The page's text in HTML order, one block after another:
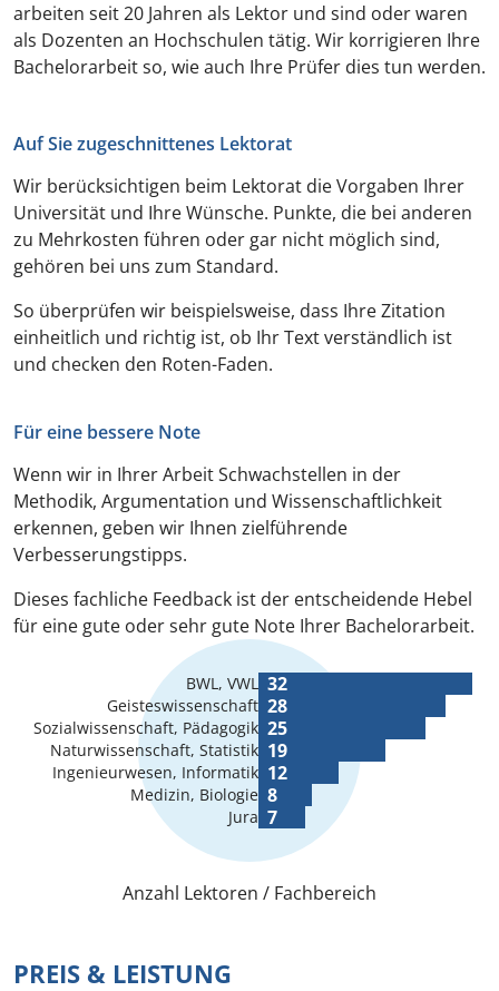
arbeiten seit 20 Jahren als Lektor und sind oder waren
als Dozenten an Hochschulen tätig. Wir korrigieren Ihre
Bachelorarbeit so, wie auch Ihre Prüfer dies tun werden.
Auf Sie zugeschnittenes Lektorat
Wir berücksichtigen beim Lektorat die Vorgaben Ihrer
Universität und Ihre Wünsche. Punkte, die bei anderen
zu Mehrkosten führen oder gar nicht möglich sind,
gehören bei uns zum Standard.
So überprüfen wir beispielsweise, dass Ihre Zitation
einheitlich und richtig ist, ob Ihr Text verständlich ist
und checken den Roten-Faden.
Für eine bessere Note
Wenn wir in Ihrer Arbeit Schwachstellen in der
Methodik, Argumentation und Wissenschaftlichkeit
erkennen, geben wir Ihnen zielführende
Verbesserungstipps.
Dieses fachliche Feedback ist der entscheidende Hebel
für eine gute oder sehr gute Note Ihrer Bachelorarbeit.
BWL, VWL 32
Geisteswissenschaft 28
Sozialwissenschaft, Pädagogik 25
Naturwissenschaft, Statistik 19
Ingenieurwesen, Informatik 12
Medizin, Biologie 8
Jura 7
Anzahl Lektoren / Fachbereich
PREIS & LEISTUNG